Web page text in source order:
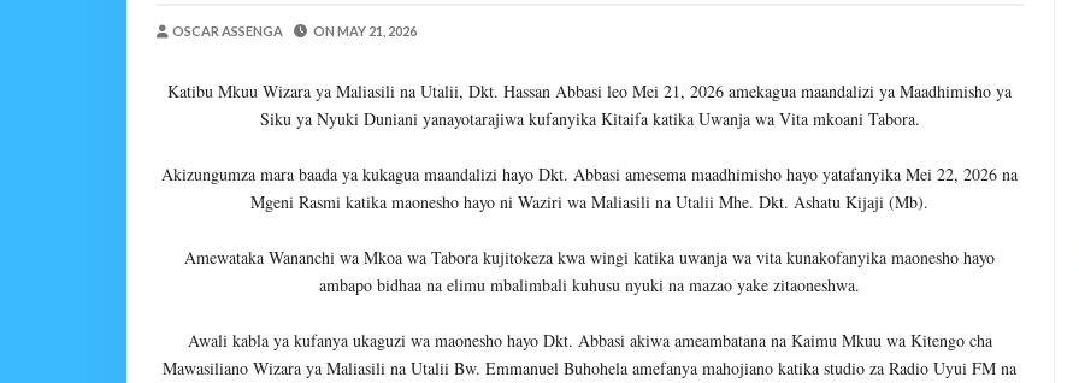
MKAKATI WA SERIKALI KUONGEZA THAMANI YA MAZAO WAZAA FURSA MPYA ZA VIWANDA
MRADI WA KITUO CHA KUONGEZA MSUKUMO WA MAFUTA (PS3) MULEBA WAFIKIA
MSUMBA -Aug 07 2026
Alex Sonna-Aug 07 2026
LONDO AITAKA FCC KUWAFIKIA WANANCHI WENGI ZAIDI KUCHOCHEA THAMANI YA MAZAO
BOT YAZINDUA KIELELEZO CHA FAIDA REJEA YA DHAMANA ZA SERIKALI KUBORESHA
OSCAR ASSENGA-Aug 07 2026
MSUMBA -Aug 08 2026
OSCAR ASSENGA ON MAY 21, 2026
Katibu Mkuu Wizara ya Maliasili na Utalii, Dkt. Hassan Abbasi leo Mei 21, 2026 amekagua maandalizi ya Maadhimisho ya
Siku ya Nyuki Duniani yanayotarajiwa kufanyika Kitaifa katika Uwanja wa Vita mkoani Tabora.
Akizungumza mara baada ya kukagua maandalizi hayo Dkt. Abbasi amesema maadhimisho hayo yatafanyika Mei 22, 2026 na
Mgeni Rasmi katika maonesho hayo ni Waziri wa Maliasili na Utalii Mhe. Dkt. Ashatu Kijaji (Mb).
Amewataka Wananchi wa Mkoa wa Tabora kujitokeza kwa wingi katika uwanja wa vita kunakofanyika maonesho hayo
ambapo bidhaa na elimu mbalimbali kuhusu nyuki na mazao yake zitaoneshwa.
Awali kabla ya kufanya ukaguzi wa maonesho hayo Dkt. Abbasi akiwa ameambatana na Kaimu Mkuu wa Kitengo cha
Mawasiliano Wizara ya Maliasili na Utalii Bw. Emmanuel Buhohela amefanya mahojiano katika studio za Radio Uyui FM na